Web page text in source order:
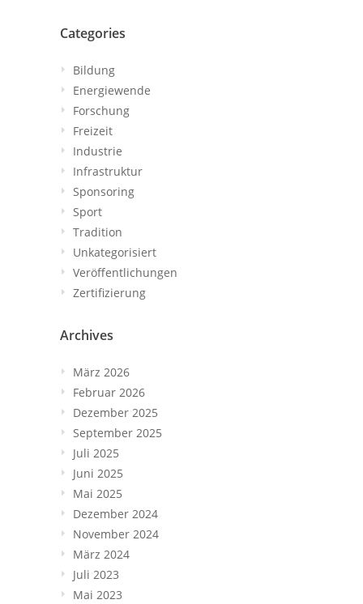
Categories
Bildung
Energiewende
Forschung
Freizeit
Industrie
Infrastruktur
Sponsoring
Sport
Tradition
Unkategorisiert
Veröffentlichungen
Zertifizierung
Archives
März 2026
Februar 2026
Dezember 2025
September 2025
Juli 2025
Juni 2025
Mai 2025
Dezember 2024
November 2024
März 2024
Juli 2023
Mai 2023